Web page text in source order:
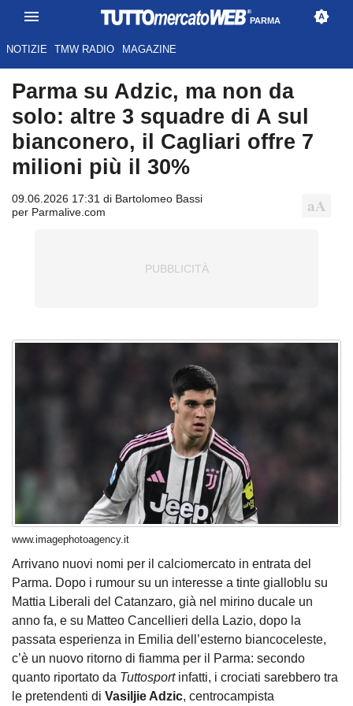
PARMA
NOTIZIE TMW RADIO MAGAZINE
Parma su Adzic, ma non da
solo: altre 3 squadre di A sul
bianconero, il Cagliari offre 7
milioni più il 30%
09.06.2026 17:31 di Bartolomeo Bassi
per Parmalive.com
www.imagephotoagency.it
Arrivano nuovi nomi per il calciomercato in entrata del
Parma. Dopo i rumour su un interesse a tinte gialloblu su
Mattia Liberali del Catanzaro, già nel mirino ducale un
anno fa, e su Matteo Cancellieri della Lazio, dopo la
passata esperienza in Emilia dell’esterno biancoceleste,
c’è un nuovo ritorno di fiamma per il Parma: secondo
quanto riportato da Tuttosport infatti, i crociati sarebbero tra
le pretendenti di Vasiljie Adzic, centrocampista